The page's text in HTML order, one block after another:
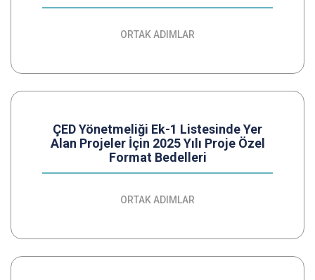
ORTAK ADIMLAR
ÇED Yönetmeliği Ek-1 Listesinde Yer
Alan Projeler İçin 2025 Yılı Proje Özel
Format Bedelleri
ORTAK ADIMLAR